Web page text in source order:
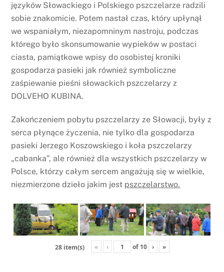
języków Słowackiego i Polskiego pszczelarze radzili
sobie znakomicie. Potem nastał czas, który upłynął
we wspaniałym, niezapomninym nastroju, podczas
którego było skonsumowanie wypieków w postaci
ciasta, pamiątkowe wpisy do osobistej kroniki
gospodarza pasieki jak również symboliczne
zaśpiewanie pieśni słowackich pszczelarzy z
DOLVEHO KUBINA.
Zakończeniem pobytu pszczelarzy ze Słowacji, były z
serca płynące życzenia, nie tylko dla gospodarza
pasieki Jerzego Koszowskiego i koła pszczelarzy
„cabanka”, ale również dla wszystkich pszczelarzy w
Polsce, którzy całym sercem angażują się w wielkie,
niezmierzone dzieło jakim jest pszczelarstwo.
28 item(s) « ‹ of 10 › »